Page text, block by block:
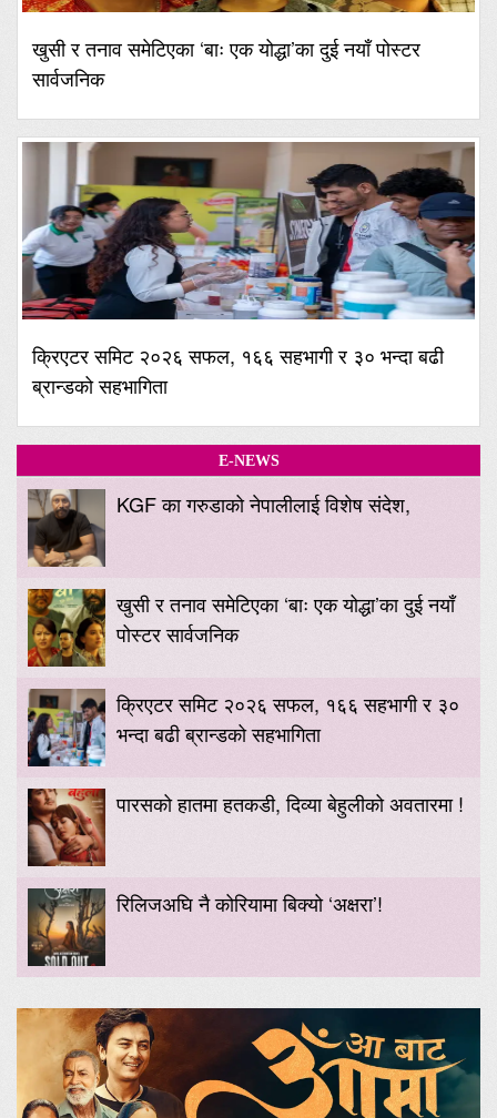
खुसी र तनाव समेटिएका ‘बाः एक योद्धा’का दुई नयाँ पोस्टर
सार्वजनिक
क्रिएटर समिट २०२६ सफल, १६६ सहभागी र ३० भन्दा बढी
ब्रान्डको सहभागिता
E-NEWS
KGF का गरुडाको नेपालीलाई विशेष संदेश,
खुसी र तनाव समेटिएका ‘बाः एक योद्धा’का दुई नयाँ
पोस्टर सार्वजनिक
क्रिएटर समिट २०२६ सफल, १६६ सहभागी र ३०
भन्दा बढी ब्रान्डको सहभागिता
पारसको हातमा हतकडी, दिव्या बेहुलीको अवतारमा !
रिलिजअघि नै कोरियामा बिक्यो ‘अक्षरा’!